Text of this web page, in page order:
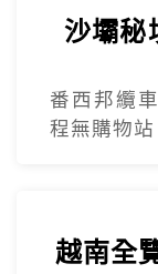
沙壩秘
番西邦纜
程無購物站